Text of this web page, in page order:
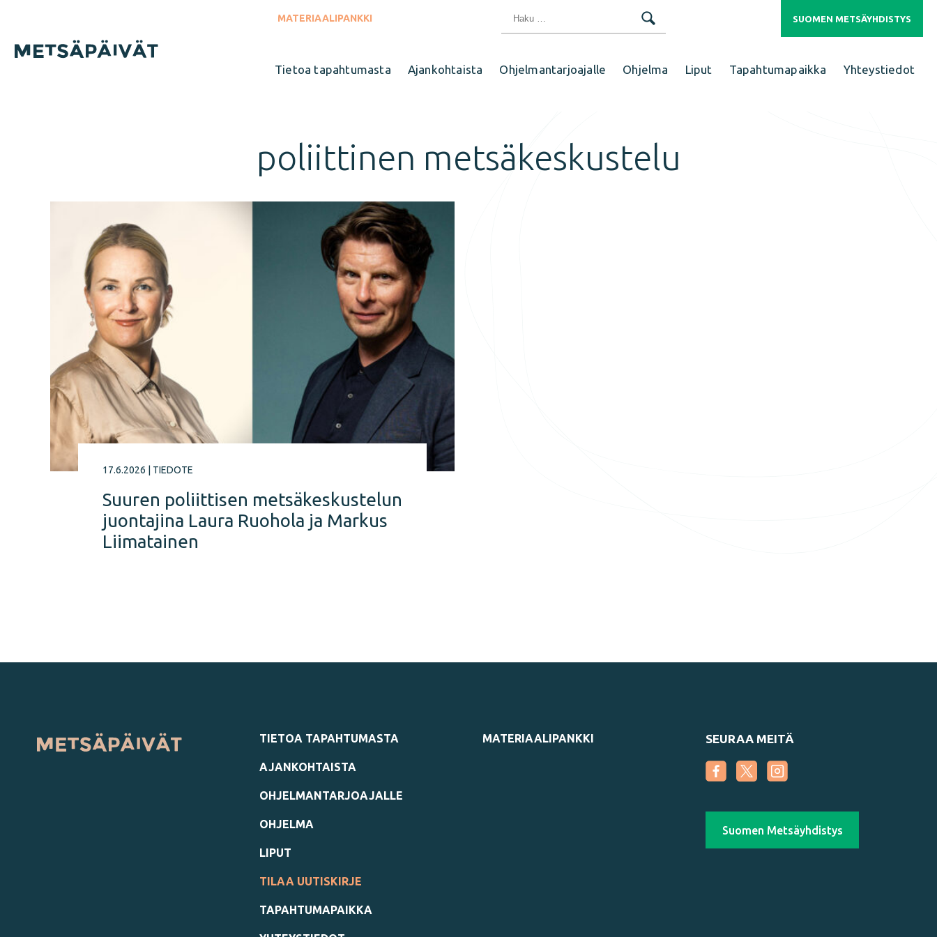
MATERIAALIPANKKI Haku: SUOMEN METSÄYHDISTYS
Tietoa tapahtumasta Ajankohtaista Ohjelmantarjoajalle Ohjelma Liput Tapahtumapaikka Yhteystiedot
poliittinen metsäkeskustelu
17.6.2026 TIEDOTE
Suuren poliittisen metsäkeskustelun
juontajina Laura Ruohola ja Markus
Liimatainen
TIETOA TAPAHTUMASTA
AJANKOHTAISTA
OHJELMANTARJOAJALLE
OHJELMA
LIPUT
TILAA UUTISKIRJE
TAPAHTUMAPAIKKA
MATERIAALIPANKKI SEURAA MEITÄ
Suomen Metsäyhdistys